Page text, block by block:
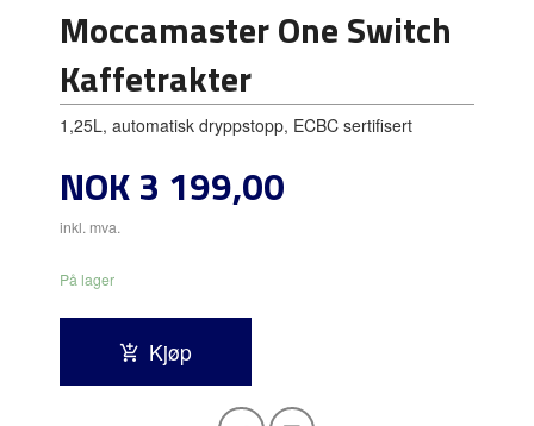
Moccamaster One Switch
Kaffetrakter
1,25L, automatisk dryppstopp, ECBC sertifisert
Pris
NOK3 199,00
inkl. mva.
På lager
Kjøp